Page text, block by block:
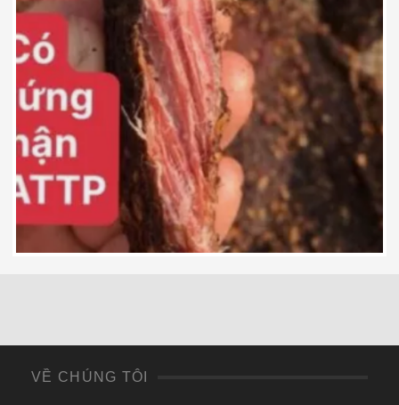
600,000 ₫
VỀ CHÚNG TÔI